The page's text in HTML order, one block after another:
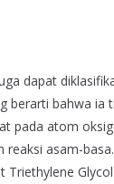
dapat
berarti bahwa ia
pada atom
reaksi asam-
Triethylene